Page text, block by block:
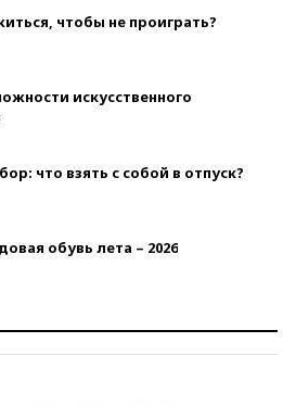
чтобы не проиграть?
искусственного
что взять с собой в отпуск?
обувь лета – 2026